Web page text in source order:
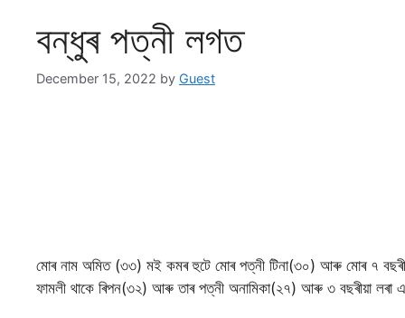
বন্ধুৰ পত্নী লগত
December 15, 2022 by Guest
মোৰ নাম অমিত (৩৩) মই কমৰ হুটে মোৰ পত্নী টিনা(৩০) আৰু মোৰ ৭
ফামলী থাকে ৰিপন(৩২) আৰু তাৰ পত্নী অনামিকা(২৭) আৰু ৩ বছৰীয়া লৰা